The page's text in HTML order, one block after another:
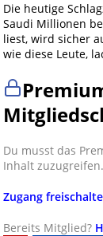
Die heutige
Saudi Millionen
liest, wird sicher
wie diese Leute,
Du musst das
Inhalt zuzugreifen.
Zugang
Bereits Mitglied?